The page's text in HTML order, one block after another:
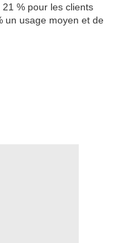
% pour les clients
un usage moyen et de